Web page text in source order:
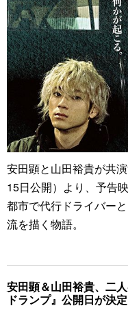
安田顕と山田裕貴が共
15日公開）より、予告
都市で代行ドライバー
流を描く物語。
安田顕＆山田裕貴、二
ドランプ』公開日が決定